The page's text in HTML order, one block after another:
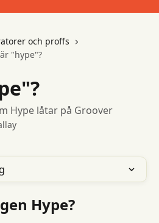
och proffs
"hype"?
Hype låtar på Groover
Hype?